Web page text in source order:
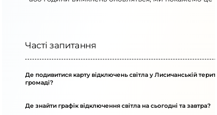
Часті запитання
Де подивитися карту відключень світла у Лисичанській
громаді?
Де знайти графік відключення світла на сьогодні та завтра?